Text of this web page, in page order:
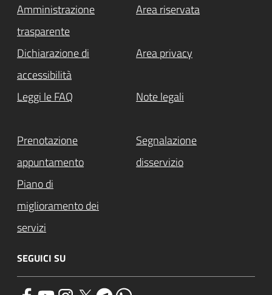
Amministrazione
trasparente
Area riservata
Dichiarazione di
accessibilità
Area privacy
Leggi le FAQ Note legali
Prenotazione
appuntamento
Segnalazione
disservizio
Piano di
miglioramento dei
servizi
SEGUICI SU